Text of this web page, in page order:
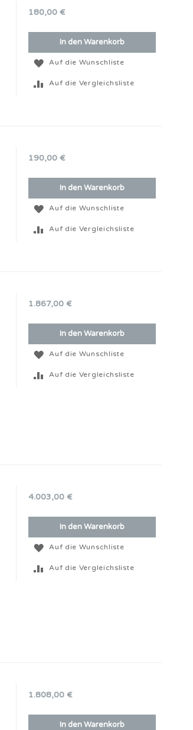
180,00 €
In den Warenkorb
Auf die Wunschliste
Auf die Vergleichsliste
190,00 €
In den Warenkorb
Auf die Wunschliste
Auf die Vergleichsliste
1.867,00 €
In den Warenkorb
Auf die Wunschliste
Auf die Vergleichsliste
4.003,00 €
In den Warenkorb
Auf die Wunschliste
Auf die Vergleichsliste
1.808,00 €
In den Warenkorb